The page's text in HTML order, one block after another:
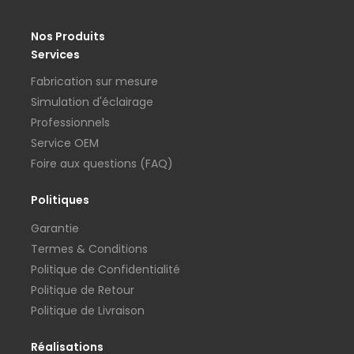
Nos Produits
Services
Fabrication sur mesure
Simulation d'éclairage
Professionnels
Service OEM
Foire aux questions (FAQ)
Politiques
Garantie
Termes & Conditions
Politique de Confidentialité
Politique de Retour
Politique de Livraison
Réalisations